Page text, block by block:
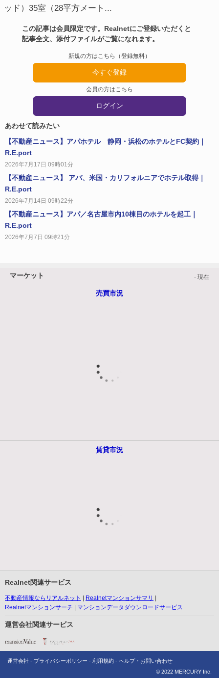
ッド）35室（28平方メート...
この記事は会員限定です。Realnetにご登録いただくと
記事全文、添付ファイルがご覧になれます。
新規の方はこちら（登録無料）
今すぐ登録
会員の方はこちら
ログイン
あわせて読みたい
【不動産ニュース】アパホテル 静岡・浜松のホテルとFC契約｜
R.E.port
2026年7月17日 09時01分
【不動産ニュース】 アパ、米国・カリフォルニアでホテル取得｜
R.E.port
2026年7月14日 09時22分
【不動産ニュース】アパ／名古屋市内10棟目のホテルを起工｜
R.E.port
2026年7月7日 09時21分
マーケット - 現在
売買市況
賃貸市況
Realnet関連サービス
不動産情報ならリアルネット
Realnetマンションサマリ
Realnetマンションサーチ
マンションデータダウンロードサービス
運営会社関連サービス
運営会社 プライバシーポリシー 利用規約
ヘルプ・お問い合わせ
© 2022 MERCURY Inc.